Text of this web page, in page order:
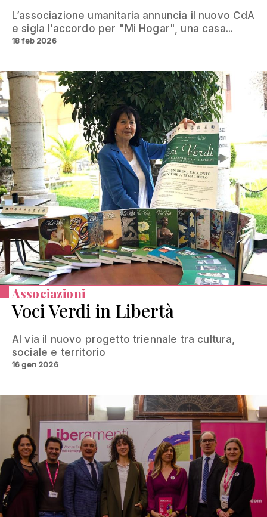
L’associazione umanitaria annuncia il nuovo CdA
e sigla l’accordo per "Mi Hogar", una casa...
18 feb 2026
Associazioni
Voci Verdi in Libertà
Al via il nuovo progetto triennale tra cultura,
sociale e territorio
16 gen 2026